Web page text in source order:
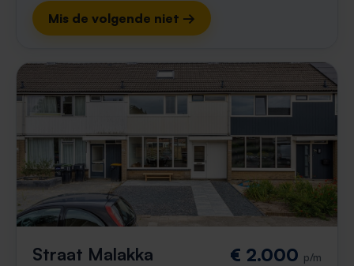
Mis de volgende niet →
Straat Malakka € 2.000 p/m